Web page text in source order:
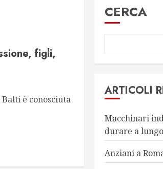
figli,
è conosciuta
CERCA
ARTICOLI
Macchinari
durare a lungo
Anziani a